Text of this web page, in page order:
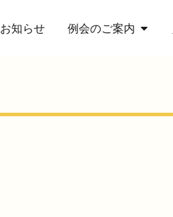
お知らせ 例会のご案内